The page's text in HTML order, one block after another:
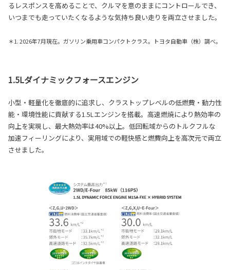
るレスポンスを高めることで、クルマを意のままにコントロールでき、
いつまでも走っていたくなるような気持ち良い走りを両立させました。
＊1. 2026年7月現在。ガソリン乗用車コンパクトクラス。トヨタ自動車（株）調べ。
1.5Lダイナミックフォースエンジン
小型・軽量化を徹底的に追求し、クラストップレベルの低燃費・動力性
能・環境性能に貢献する1.5Lエンジンを搭載。高速燃焼により熱効率の
向上を実現し、最大熱効率は40%以上。低回転域からのトルクフルな
加速フィーリングにより、実用域での軽快感と燃費向上を高次元で両立
させました。